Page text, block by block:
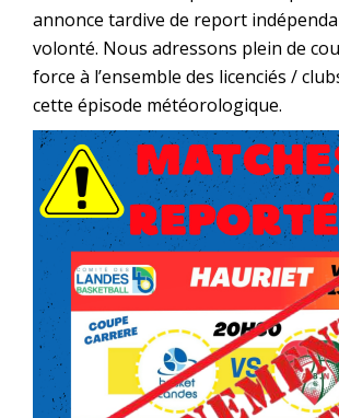
annonce tardive de report
volonté. Nous adressons plein de
force à l’ensemble des licenciés /
cette épisode météorologique.